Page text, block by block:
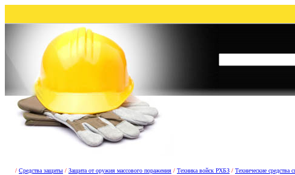
/ Средства защиты / Защита от оружия массового поражения / Техника войск РХБЗ / Технические средства